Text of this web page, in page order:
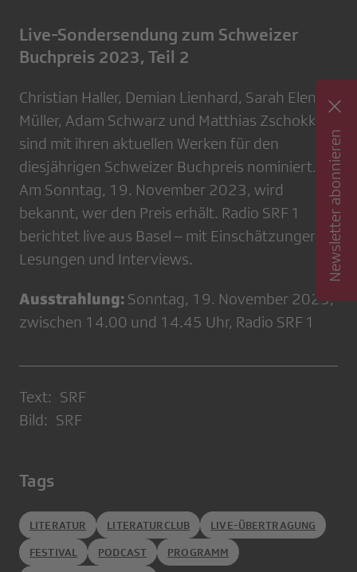
Live-Sondersendung zum Schweizer
Buchpreis 2023, Teil 2
Christian Haller, Demian Lienhard, Sarah Elena
Müller, Adam Schwarz und Matthias Zschokke
sind mit ihren aktuellen Werken für den
diesjährigen Schweizer Buchpreis nominiert.
Am Sonntag, 19. November 2023, wird
bekannt, wer den Preis erhält. Radio SRF 1
berichtet live aus Basel – mit Einschätzungen,
Lesungen und Interviews.
Ausstrahlung: Sonntag, 19. November 2023,
zwischen 14.00 und 14.45 Uhr, Radio SRF 1
Text: SRF
Bild: SRF
Tags
LITERATUR LITERATURCLUB LIVE-ÜBERTRAGUNG
FESTIVAL PODCAST PROGRAMM
Newsletter abonnieren